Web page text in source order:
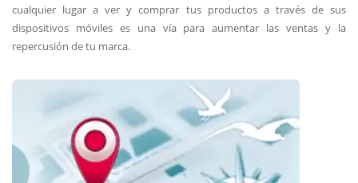
cualquier lugar a ver y comprar tus productos a través de sus
dispositivos móviles es una vía para aumentar las ventas y la
repercusión de tu marca.